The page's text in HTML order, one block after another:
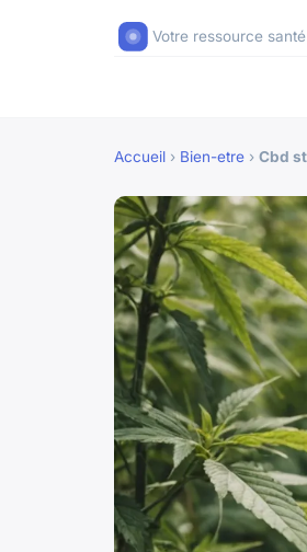
Votre ressource
Accueil › Bien-etre › Cbd